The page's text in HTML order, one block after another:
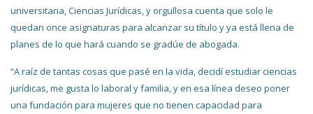
universitaria, Ciencias Jurídicas, y orgullosa cuenta que solo le
quedan once asignaturas para alcanzar su título y ya está llena de
planes de lo que hará cuando se gradúe de abogada.
“A raíz de tantas cosas que pasé en la vida, decidí estudiar ciencias
jurídicas, me gusta lo laboral y familia, y en esa línea deseo poner
una fundación para mujeres que no tienen capacidad para